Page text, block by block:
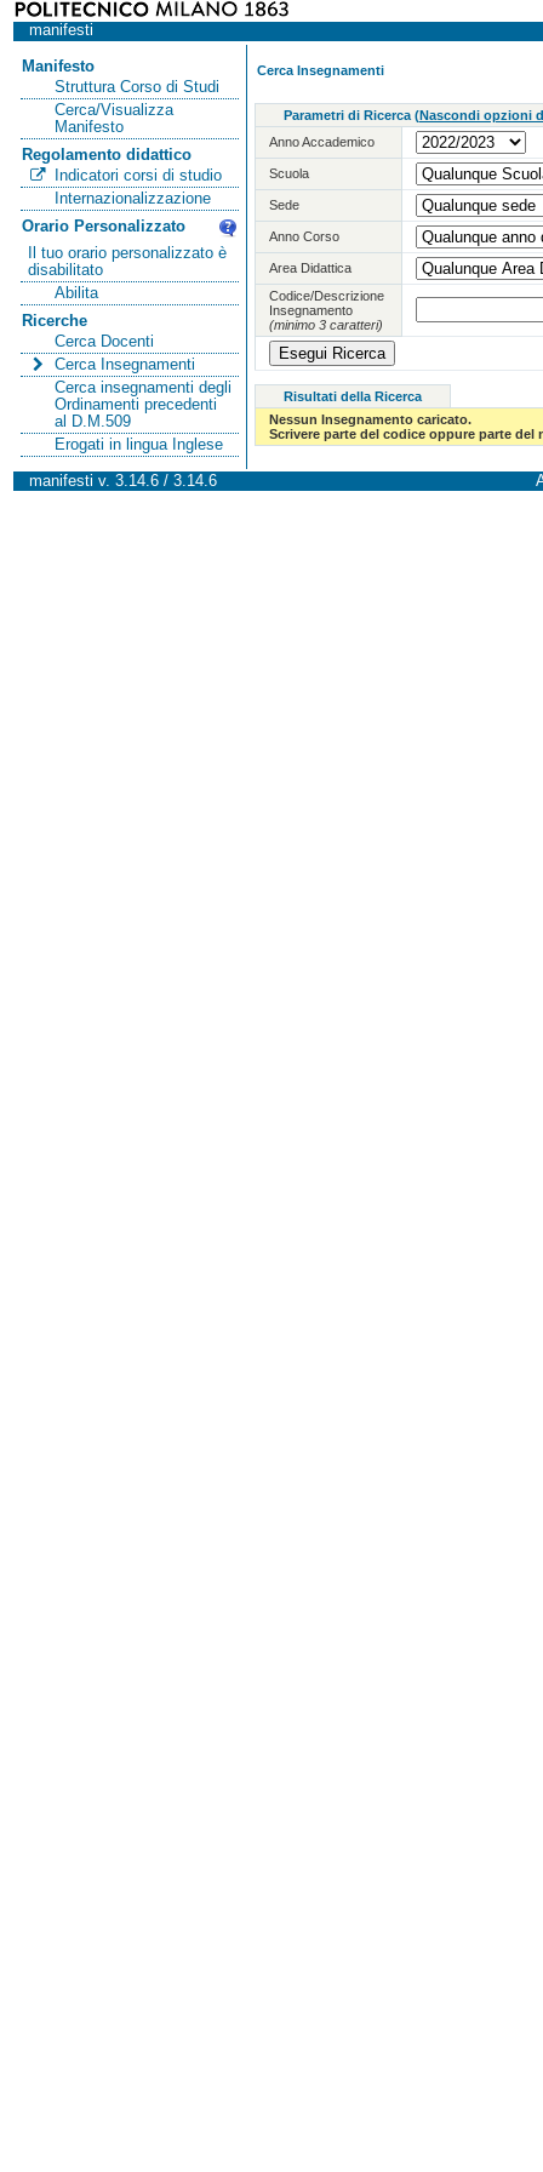
manifesti
Manifesto
Struttura Corso di Studi
Cerca/Visualizza
Manifesto
Regolamento didattico
Indicatori corsi di studio
Internazionalizzazione
Orario Personalizzato
Il tuo orario personalizzato è
disabilitato
Abilita
Ricerche
Cerca Docenti
Cerca Insegnamenti
Cerca insegnamenti degli
Ordinamenti precedenti
al D.M.509
Erogati in lingua Inglese
Cerca Insegnamenti
Parametri di Ricerca (Nascondi opzioni
Anno Accademico
Scuola
Sede
Anno Corso
Area Didattica
Codice/Descrizione
Insegnamento
(minimo 3 caratteri)
Risultati della Ricerca
Nessun Insegnamento caricato.
Scrivere parte del codice oppure parte
manifesti v. 3.14.6 / 3.14.6